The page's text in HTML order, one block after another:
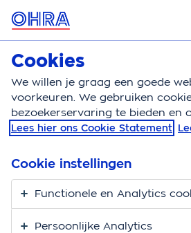
MENU
Hondenverzekering
Hondenverzekering
Giftige
honden. Dit
boosdoeners.
Cookies
We willen je graag een goede
voorkeuren. We gebruiken
bezoekerservaring te bieden en
Lees hier ons Cookie Statement
Cookie instellingen
Functionele en Analytics
Persoonlijke Analytics